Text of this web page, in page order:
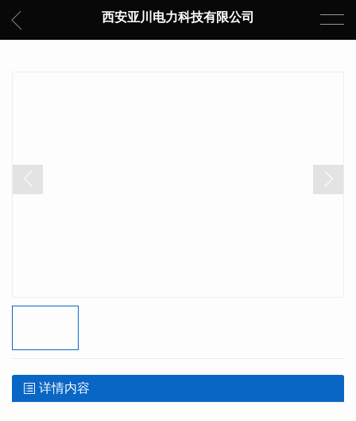
西安亚川电力科技有限公司
详情内容